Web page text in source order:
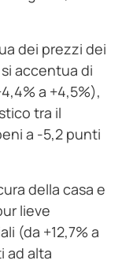
dei prezzi dei
accentua di
a +4,5%),
tra il
a -5,2 punti
della casa e
lieve
(da +12,7% a
ad alta